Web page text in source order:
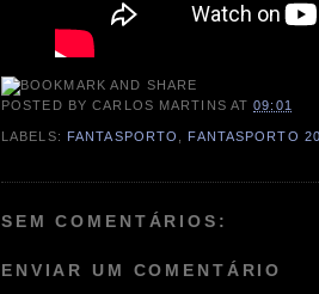
POSTED BYCARLOS MARTINS AT09:01
LABELS: FANTASPORTO FANTASPORTO
SEM COMENTÁRIOS:
ENVIAR UM COMENTÁRIO